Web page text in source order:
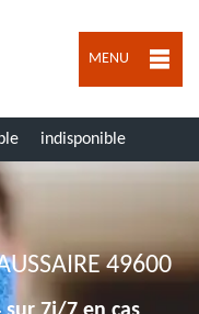
MENU
indisponible
49600